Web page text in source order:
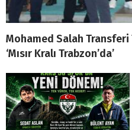
Mohamed Salah Transferi
‘Mısır Kralı Trabzon’da’